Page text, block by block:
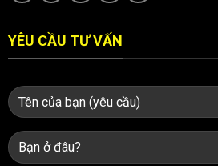
YÊU CẦU TƯ VẤN